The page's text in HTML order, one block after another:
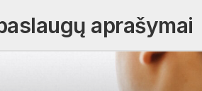
aprašymai